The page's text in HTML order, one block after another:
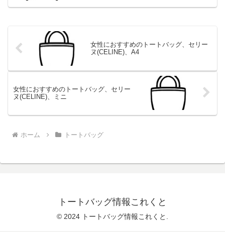
女性におすすめのトートバッグ、セリー
ヌ(CELINE)、A4
女性におすすめのトートバッグ、セリー
ヌ(CELINE)、ミニ
ホーム トートバッグ
トートバッグ情報これくと
© 2024 トートバッグ情報これくと.